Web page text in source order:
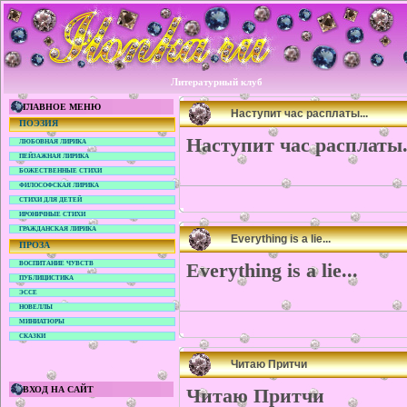
Литературный клуб
ГЛАВНОЕ МЕНЮ
ПОЭЗИЯ
ЛЮБОВНАЯ ЛИРИКА
ПЕЙЗАЖНАЯ ЛИРИКА
БОЖЕСТВЕННЫЕ СТИХИ
ФИЛОСОФСКАЯ ЛИРИКА
СТИХИ ДЛЯ ДЕТЕЙ
ИРОНИЧНЫЕ СТИХИ
ГРАЖДАНСКАЯ ЛИРИКА
ПРОЗА
ВОСПИТАНИЕ ЧУВСТВ
ПУБЛИЦИСТИКА
ЭССЕ
НОВЕЛЛЫ
МИНИАТЮРЫ
СКАЗКИ
ВХОД НА САЙТ
Наступит час расплаты...
Наступит час
Everything is a lie...
Everything is a lie...
Читаю Притчи
Читаю Притчи